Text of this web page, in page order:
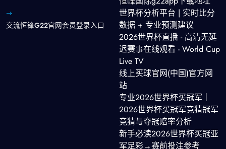
交流恒锋g22官网会员登录入口
世界杯分析平台 | 实时比分
数据 + 专业预测建议
2026世界杯直播 - 高清无延
迟赛事在线观看 - World Cup
Live TV
线上买球官网(中国)官方网
站
专业2026世界杯买冠军｜
2026世界杯买冠军竞猜冠军
竞猜与夺冠赔率分析
新手必读2026世界杯买冠亚
军足彩→赛前投注参考